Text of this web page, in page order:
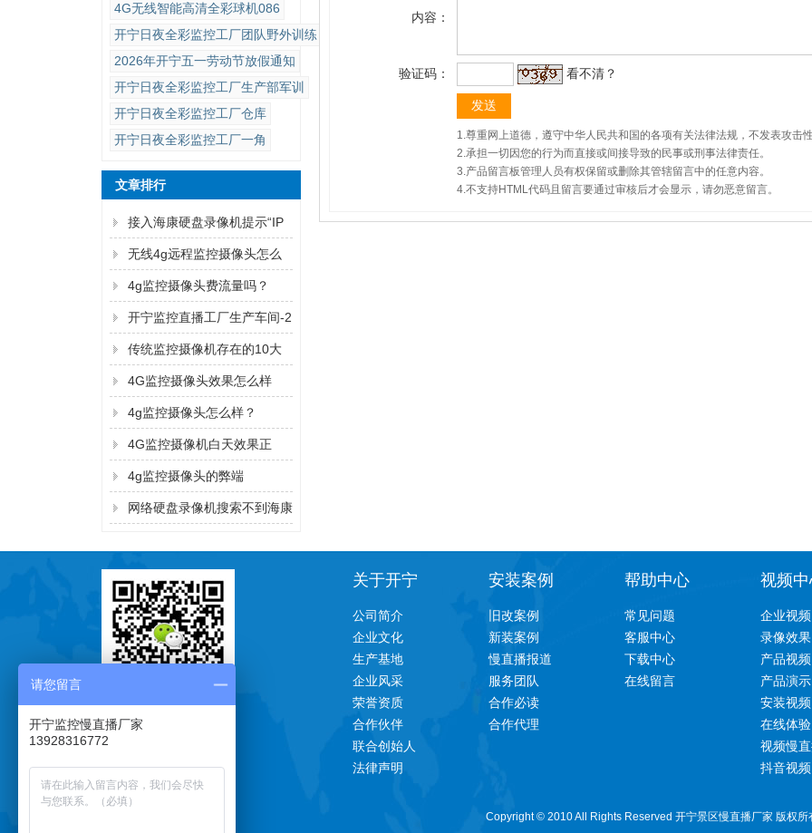
4G无线智能高清全彩球机086
开宁日夜全彩监控工厂团队野外训练
2026年开宁五一劳动节放假通知
开宁日夜全彩监控工厂生产部军训
开宁日夜全彩监控工厂仓库
开宁日夜全彩监控工厂一角
文章排行
接入海康硬盘录像机提示“IP
通道异常”解决方法
无线4g远程监控摄像头怎么
连手机
4g监控摄像头费流量吗？
开宁监控直播工厂生产车间-2
传统监控摄像机存在的10大
弊端！
4G监控摄像头效果怎么样
4g监控摄像头怎么样？
4G监控摄像机白天效果正
常，晚上看不清？
4g监控摄像头的弊端
网络硬盘录像机搜索不到海康
法
内容：
验证码： 看不清？
1.尊重网上道德，遵守中华人民共和国的各项有关法律法规，不发表攻击性
2.承担一切因您的行为而直接或间接导致的民事或刑事法律责任。
3.产品留言板管理人员有权保留或删除其管辖留言中的任意内容。
4.不支持HTML代码且留言要通过审核后才会显示，请勿恶意留言。
一对一技术支持
关于开宁
公司简介
企业文化
生产基地
企业风采
荣誉资质
合作伙伴
联合创始人
法律声明
安装案例
旧改案例
新装案例
慢直播报道
服务团队
合作必读
合作代理
帮助中心
常见问题
客服中心
下载中心
在线留言
视频
企业视频
录像效果
产品视频
产品演示
安装视频
在线体验
视频慢
抖音视频
Copyright © 2010 All Rights Reserved 开宁景区慢直播厂家 版权所
请您留言
开宁监控慢直播厂家
13928316772